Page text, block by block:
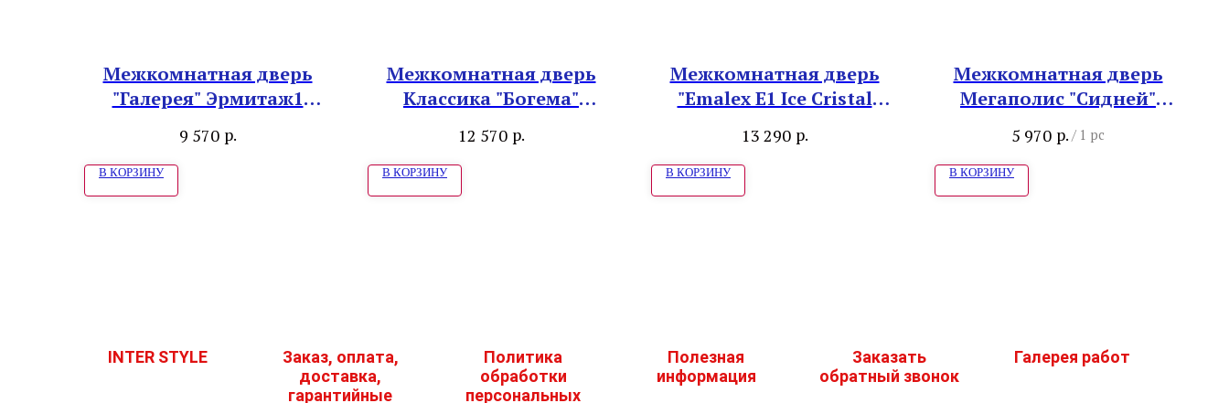
Межкомнатная дверь
"Галерея" Эрмитаж1
9 570 р.
В КОРЗИНУ
Межкомнатная дверь
Классика "Богема"
12 570 р.
В КОРЗИНУ
Межкомнатная дверь
"Emalex E1 Ice Cristal
13 290 р.
В КОРЗИНУ
Межкомнатная дверь
Мегаполис "Сидней"
5 970 р. / 1 pc
В КОРЗИНУ
INTER STYLE
Заказ, оплата,
доставка,
гарантийные
Политика
обработки
персональных
Полезная
информация
Заказать
обратный звонок
Галерея работ